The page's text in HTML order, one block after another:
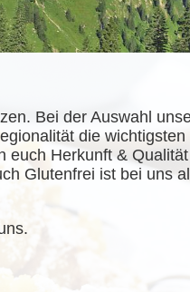
Bei der Auswahl
die wichtigsten
euch Herkunft &
Glutenfrei ist bei uns